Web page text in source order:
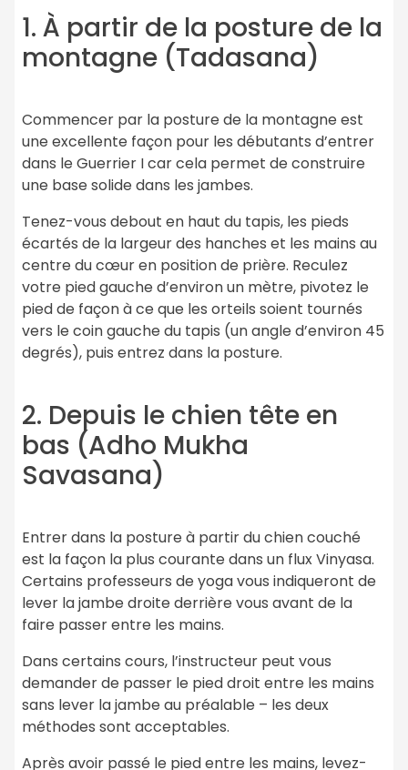
1. À partir de la posture de la
montagne (Tadasana)
Commencer par la posture de la montagne est
une excellente façon pour les débutants d’entrer
dans le Guerrier I car cela permet de construire
une base solide dans les jambes.
Tenez-vous debout en haut du tapis, les pieds
écartés de la largeur des hanches et les mains au
centre du cœur en position de prière. Reculez
votre pied gauche d’environ un mètre, pivotez le
pied de façon à ce que les orteils soient tournés
vers le coin gauche du tapis (un angle d’environ 45
degrés), puis entrez dans la posture.
2. Depuis le chien tête en
bas (Adho Mukha
Savasana)
Entrer dans la posture à partir du chien couché
est la façon la plus courante dans un flux Vinyasa.
Certains professeurs de yoga vous indiqueront de
lever la jambe droite derrière vous avant de la
faire passer entre les mains.
Dans certains cours, l’instructeur peut vous
demander de passer le pied droit entre les mains
sans lever la jambe au préalable – les deux
méthodes sont acceptables.
Après avoir passé le pied entre les mains, levez-